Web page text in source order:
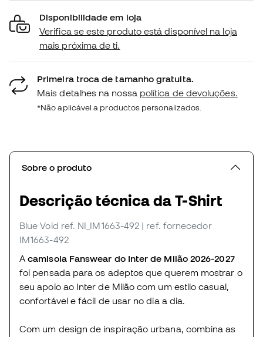
Disponibilidade em loja
Verifica se este produto está disponível na loja
mais próxima de ti.
Primeira troca de tamanho gratuita.
Mais detalhes na nossa política de devoluções.
*Não aplicável a productos personalizados.
Sobre o produto
Descrição técnica da T-Shirt
Blue Void ref. NI_IM1663-492 | ref. fornecedor
IM1663-492
Acamisola Fanswear do Inter de Milão 2026-2027
foi pensada para os adeptos que querem mostrar o
seu apoio ao Inter de Milão com um estilo casual,
confortável e fácil de usar no dia a dia.
Com um design de inspiração urbana, combina as